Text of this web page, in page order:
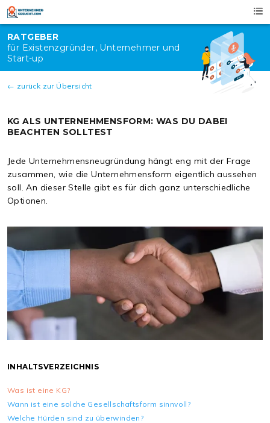
Skip
content
RATGEBER
für Existenzgründer, Unternehmer und
Start-up
← zurück zur Übersicht
KG ALS UNTERNEHMENSFORM: WAS DU DABEI
BEACHTEN SOLLTEST
Jede Unternehmensneugründung hängt eng mit der Frage
zusammen, wie die Unternehmensform eigentlich aussehen
soll. An dieser Stelle gibt es für dich ganz unterschiedliche
Optionen.
INHALTSVERZEICHNIS
Was ist eine KG?
Wann ist eine solche Gesellschaftsform sinnvoll?
Welche Hürden sind zu überwinden?